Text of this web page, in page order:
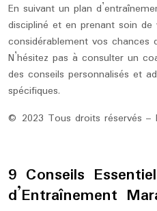
En suivant un plan
discipliné et en prenant soin
considérablement vos chances
N’hésitez pas à consulter un
des conseils personnalisés et
spécifiques.
© 2023 Tous droits réservés –
9 Conseils
d’Entraînement